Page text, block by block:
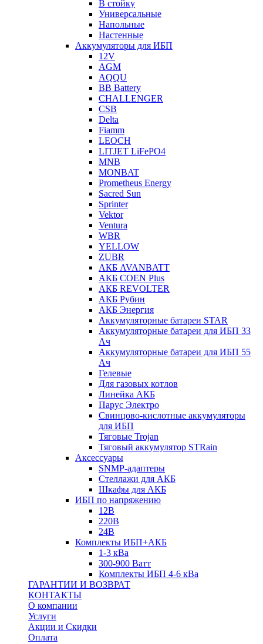
В стойку
Универсальные
Напольные
Настенные
Аккумуляторы для ИБП
12V
AGM
AQQU
BB Battery
CHALLENGER
CSB
Delta
Fiamm
LEOCH
LITJET LiFePO4
MNB
MONBAT
Prometheus Energy
Sacred Sun
Sprinter
Vektor
Ventura
WBR
YELLOW
ZUBR
АКБ AVANBATT
АКБ COEN Plus
АКБ REVOLTER
АКБ Рубин
АКБ Энергия
Аккумуляторные батареи STAR
Аккумуляторные батареи для ИБП 33
Ач
Аккумуляторные батареи для ИБП 55
Ач
Гелевые
Для газовых котлов
Линейка АКБ
Парус Электро
Свинцово-кислотные аккумуляторы
для ИБП
Тяговые Trojan
Тяговый аккумулятор STRain
Аксессуары
SNMP-адаптеры
Стеллажи для АКБ
Шкафы для АКБ
ИБП по напряжению
12В
220В
24В
Комплекты ИБП+АКБ
1-3 кВа
300-900 Ватт
Комплекты ИБП 4-6 кВа
ГАРАНТИИ И ВОЗВРАТ
КОНТАКТЫ
О компании
Услуги
Акции и Скидки
Оплата